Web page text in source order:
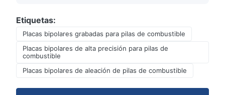
Etiquetas:
Placas bipolares grabadas para pilas de combustible
Placas bipolares de alta precisión para pilas de
combustible
Placas bipolares de aleación de pilas de combustible